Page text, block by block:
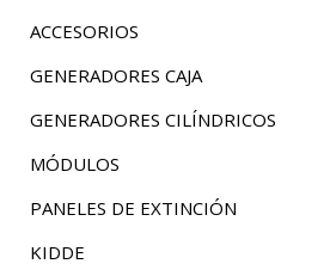
ACCESORIOS
GENERADORES CAJA
GENERADORES CILÍNDRICOS
MÓDULOS
PANELES DE EXTINCIÓN
KIDDE